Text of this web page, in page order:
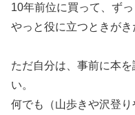
10年前位に買って、ずっ
やっと役に立つときがき
ただ自分は、事前に本
い。
何でも（山歩きや沢登